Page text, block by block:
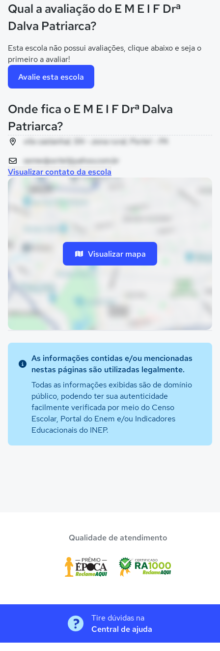
Qual a avaliação do E M E I F Drª
Dalva Patriarca?
Esta escola não possui avaliações, clique abaixo e seja o
primeiro a avaliar!
Avalie esta escola
Onde fica o E M E I F Drª Dalva
Patriarca?
vila castanhal, SN - zona rural, Portel - PA
semedportel@yahoo.com.br
Visualizar contato da escola
Visualizar mapa
As informações contidas e/ou mencionadas
nestas páginas são utilizadas legalmente.
Todas as informações exibidas são de domínio
público, podendo ter sua autenticidade
facilmente verificada por meio do Censo
Escolar, Portal do Enem e/ou Indicadores
Educacionais do INEP.
Qualidade de atendimento
Tire dúvidas na
Central de ajuda